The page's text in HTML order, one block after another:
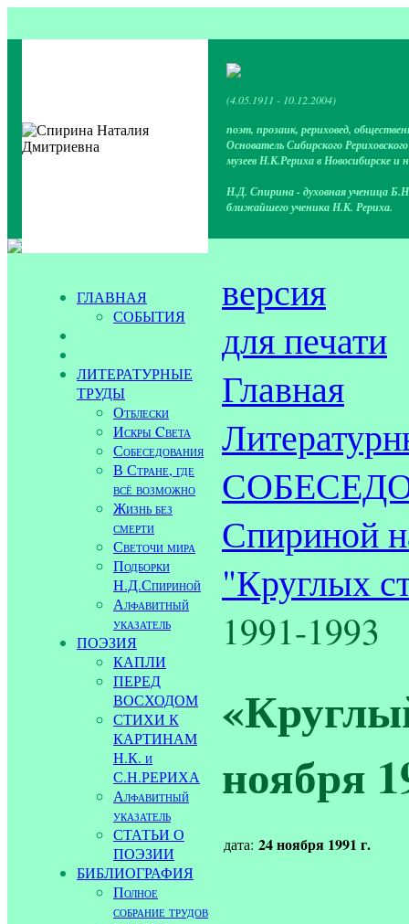
(4.05.1911 - 10.12.2004)
поэт, прозаик, рериховед,
Основатель Сибирского
музеев Н.К.Рериха в Новосибирске и
Н.Д. Спирина - духовная ученица
ближайшего ученика Н.К. Рериха.
ГЛАВНАЯ
СОБЫТИЯ
ЛИТЕРАТУРНЫЕ
ТРУДЫ
Отблески
Искры Cвета
Собеседования
В Стране, где
всё возможно
Жизнь без
смерти
Светочи мира
Подборки
Н.Д.Спириной
Алфавитный
указатель
ПОЭЗИЯ
КАПЛИ
ПЕРЕД
ВОСХОДОМ
СТИХИ К
КАРТИНАМ
Н.К. и
С.Н.РЕРИХА
Алфавитный
указатель
СТАТЬИ О
ПОЭЗИИ
БИБЛИОГРАФИЯ
Полное
собрание трудов
версия
для печати
Главная
Спириной
"Круглых
1991-1993
ноября
дата: 24 ноября 1991 г.